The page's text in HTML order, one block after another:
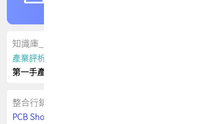
知識庫_會員專屬
產業評析報告
第一手產業資訊
整合行銷
PCB Shop 採購指南